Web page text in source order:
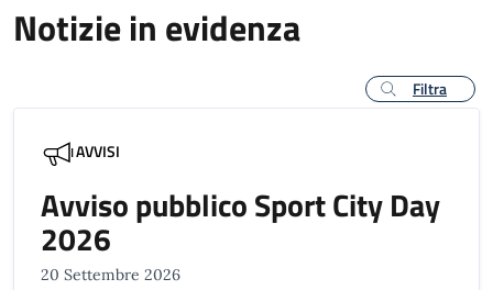
Notizie in evidenza
Filtra
AVVISI
Avviso pubblico Sport City Day
2026
20 Settembre 2026